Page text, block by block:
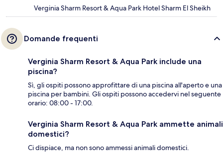
Verginia Sharm Resort & Aqua Park Hotel Sharm El Sheikh
Domande frequenti
Verginia Sharm Resort & Aqua Park include una
piscina?
Sì, gli ospiti possono approfittare di una piscina all'aperto e una
piscina per bambini. Gli ospiti possono accedervi nel seguente
orario: 08:00 - 17:00.
Verginia Sharm Resort & Aqua Park ammette animali
domestici?
Ci dispiace, ma non sono ammessi animali domestici.